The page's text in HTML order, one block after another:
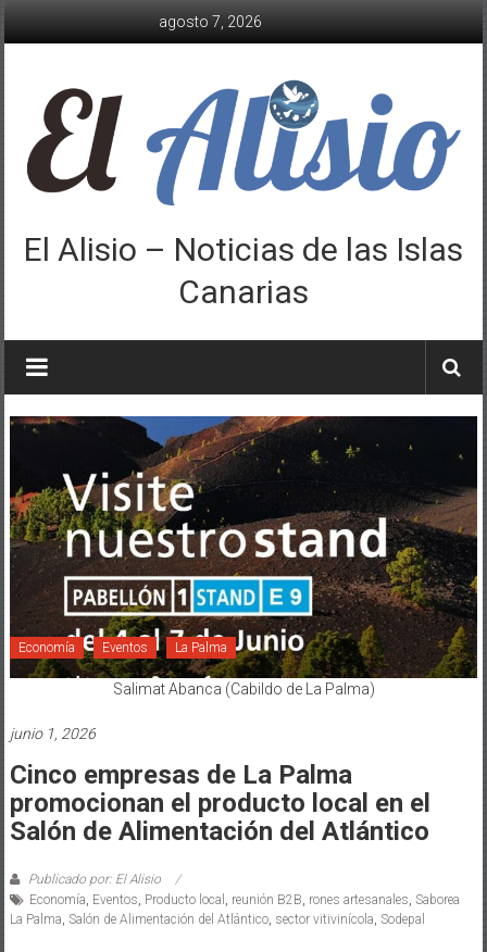
agosto 7, 2026
El Alisio – Noticias de las Islas
Canarias
Economía Eventos La Palma
Salimat Abanca (Cabildo de La Palma)
junio 1, 2026
Cinco empresas de La Palma
promocionan el producto local en el
Salón de Alimentación del Atlántico
Publicado por: El Alisio
Economía Eventos Producto local reunión B2B rones artesanales Saborea
La Palma Salón de Alimentación del Atlántico, sector vitivinícola Sodepal